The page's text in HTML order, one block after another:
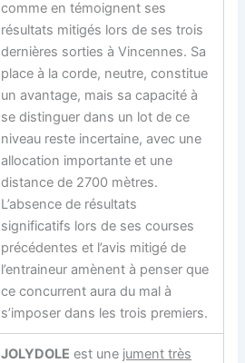
comme en témoignent ses
résultats mitigés lors de ses trois
dernières sorties à Vincennes. Sa
place à la corde, neutre, constitue
un avantage, mais sa capacité à
se distinguer dans un lot de ce
niveau reste incertaine, avec une
allocation importante et une
distance de 2700 mètres.
L’absence de résultats
significatifs lors de ses courses
précédentes et l’avis mitigé de
l’entraineur amènent à penser que
ce concurrent aura du mal à
s’imposer dans les trois premiers.
JOLYDOLE est une jument très